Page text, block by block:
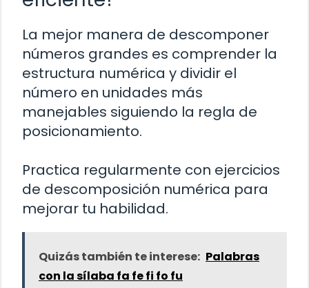
La mejor manera de descomponer
números grandes es comprender la
estructura numérica y dividir el
número en unidades más
manejables siguiendo la regla de
posicionamiento.
Practica regularmente con ejercicios
de descomposición numérica para
mejorar tu habilidad.
Quizás también te interese: Palabras
con la sílaba fa fe fi fo fu